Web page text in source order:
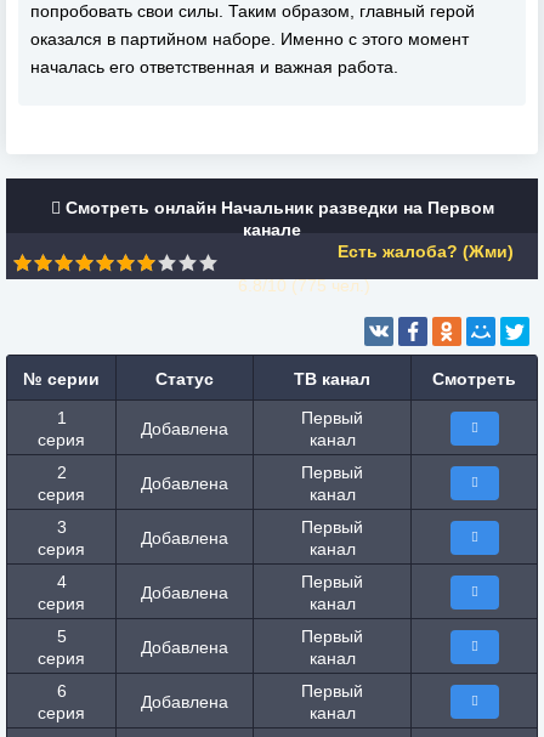
попробовать свои силы. Таким образом, главный герой
оказался в партийном наборе. Именно с этого момент
началась его ответственная и важная работа.
Смотреть онлайн Начальник разведки на Первом
канале
Есть жалоба? (Жми)
6.8/10 (775чел.)
№ серии Статус ТВ канал
Смотреть
1
серия
Добавлена
Первый
канал
2
серия
Добавлена
Первый
канал
3
серия
Добавлена
Первый
канал
4
серия
Добавлена
Первый
канал
5
серия
Добавлена
Первый
канал
6
серия
Добавлена
Первый
канал